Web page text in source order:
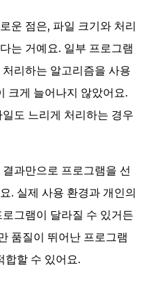
운 점은, 파일 크기와 처리
는 거예요. 일부 프로그램
리하는 알고리즘을 사용
크게 늘어나지 않았어요.
도 느리게 처리하는 경우
과만으로 프로그램을 선
. 실제 사용 환경과 개인의
그램이 달라질 수 있거든
품질이 뛰어난 프로그램
합할 수 있어요.